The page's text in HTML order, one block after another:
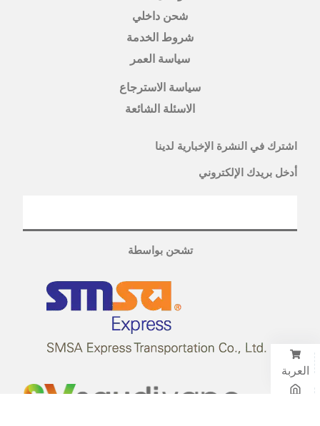
شحن داخلي
شروط الخدمة
سياسة العمر
سياسة الاسترجاع
الاسئلة الشائعة
اشترك في النشرة الإخبارية لدينا
أدخل بريدك الإلكتروني
تشحن بواسطة
العربة